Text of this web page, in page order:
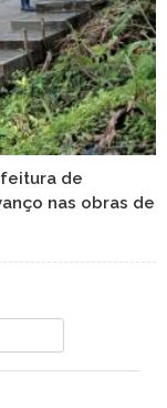
de
nas obras de